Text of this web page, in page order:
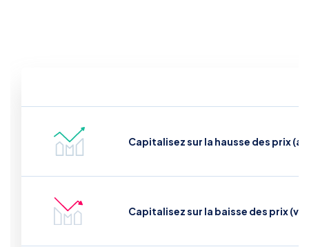
Capitalisez sur la hausse des prix
Capitalisez sur la baisse des prix